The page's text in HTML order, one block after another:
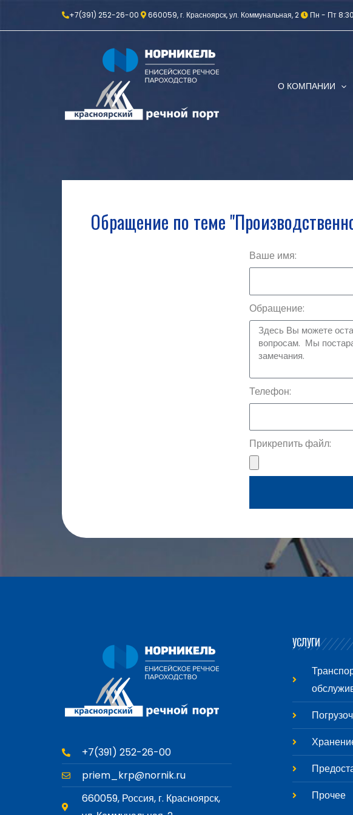
+7(391) 252-26-00 660059, г. Красноярск, ул. Коммунальная, 2 Пн - Пт
О КОМПАНИИ
Обращение по теме
Ваше имя:
Обращение:
Телефон:
Прикрепить файл:
+7(391) 252-26-00
priem_krp@nornik.ru
660059, Россия, г. Красноярск,
УСЛУГИ
Прочее